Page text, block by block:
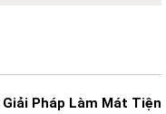
Pháp Làm Mát Tiện